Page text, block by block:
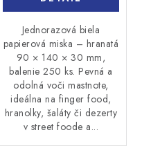
Jednorazová biela
papierová miska – hranatá
90 × 140 × 30 mm,
balenie 250 ks. Pevná a
odolná voči mastnote,
ideálna na finger food,
hranolky, šaláty či dezerty
v street foode a...